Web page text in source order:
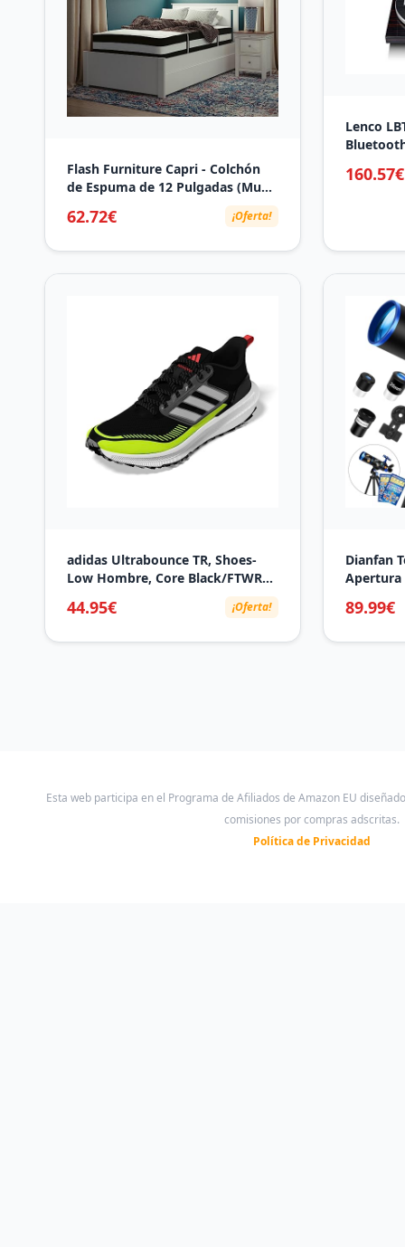
Flash Furniture Capri - Colchón
de Espuma de 12 Pulgadas (Muy
62.72€ ¡Oferta!
Lenco
y 45
160.57€
adidas Ultrabounce TR, Shoes-
Low Hombre, Core Black/FTWR
White/Grey Three, 42 2/3 EU
44.95€ ¡Oferta!
Dianfan
Apertura
Niños Y
89.99€
Esta web participa en el Programa de Afiliados de Amazon EU
comisiones por compras adscritas.
Política de Privacidad